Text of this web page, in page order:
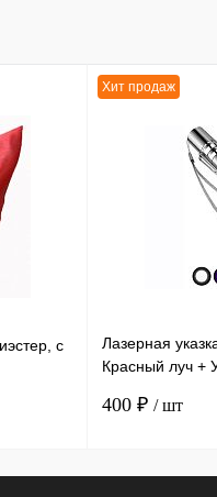
с
Хит продаж
Лазерная
Красный луч +
400 ₽ / шт